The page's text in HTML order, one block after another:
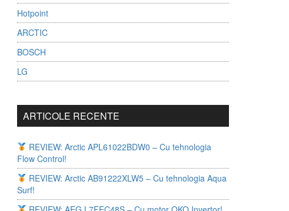
Hotpoint
ARCTIC
BOSCH
LG
ARTICOLE RECENTE
REVIEW: Arctic APL61022BDW0 – Cu tehnologia
Flow Control!
REVIEW: Arctic AB91222XLW5 – Cu tehnologia Aqua
Surf!